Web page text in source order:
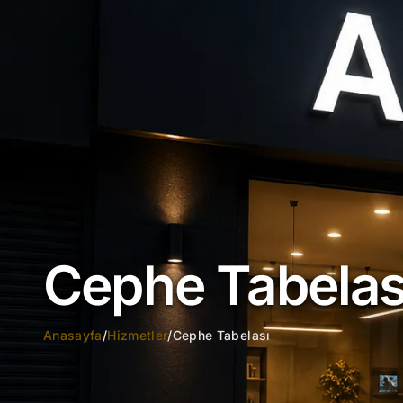
Cephe
Anasayfa/Hizmetler/Cephe Tabelası